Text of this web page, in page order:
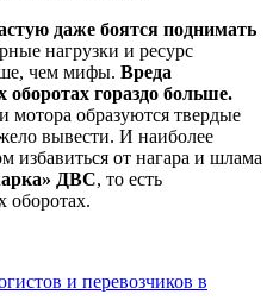
даже боятся поднимать
нагрузки и ресурс
чем мифы. Вреда
оборотах гораздо больше.
мотора образуются твердые
вывести. И наиболее
избавиться от нагара и шлама
ДВС, то есть
оборотах.
и перевозчиков в